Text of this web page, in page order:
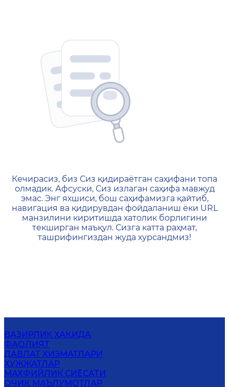
404 — Страница не
Кечирасиз, биз Сиз қидираётган саҳифани топа
олмадик. Афсуски, Сиз излаган саҳифа мавжуд
эмас. Энг яхшиси, бош саҳифамизга қайтиб,
навигация ва қидирувдан фойдаланиш ёки URL
манзилини киритишда хатолик борлигини
текширган маъқул. Сизга катта раҳмат,
ташрифингиздан жуда хурсандмиз!
ВАЗИРЛИК ҲАҚИДА
ФАОЛИЯТ
ДАВЛАТ ХИЗМАТЛАРИ
ҲУЖЖАТЛАР
МАХФИЙЛИК СИЁСАТИ
ОЧИҚ МАЪЛУМОТЛАР